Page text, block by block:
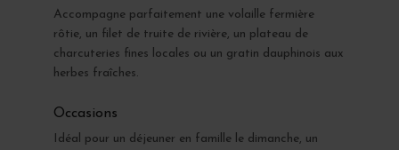
Accompagne parfaitement une volaille fermière
rôtie, un filet de truite de rivière, un plateau de
charcuteries fines locales ou un gratin dauphinois aux
herbes fraîches.
Occasions
Idéal pour un déjeuner en famille le dimanche, un